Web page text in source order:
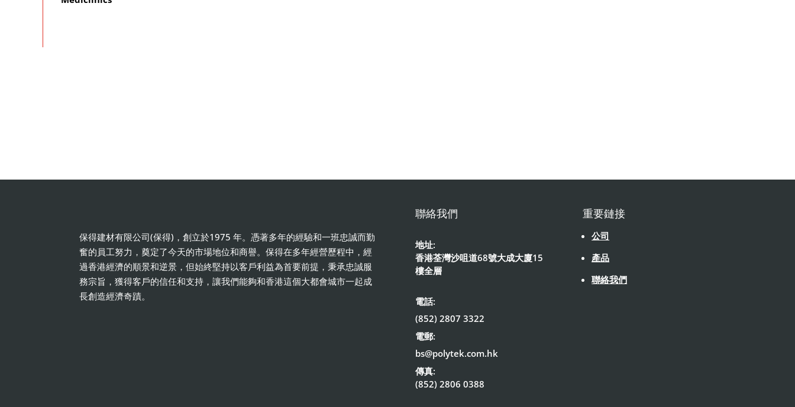
保得建材有限公司(保得)，創立於1975 年。憑著多年的經驗和一班忠誠而勤
奮的員工努力，奠定了今天的市場地位和商譽。保得在多年經營歷程中，經
過香港經濟的順景和逆景，但始終堅持以客戶利益為首要前提，秉承忠誠服
務宗旨，獲得客戶的信任和支持，讓我們能夠和香港這個大都會城市一起成
長創造經濟奇蹟。
聯絡我們
地址:
香港荃灣沙咀道68號大成大廈15
樓全層
電話:
(852) 2807 3322
電郵:
bs@polytek.com.hk
傳真:
(852) 2806 0388
重要鏈接
公司
產品
聯絡我們